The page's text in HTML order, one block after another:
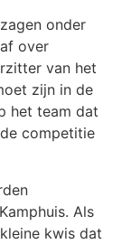
onder
over
van het
zijn in de
het team dat
competitie
Als
kwis dat